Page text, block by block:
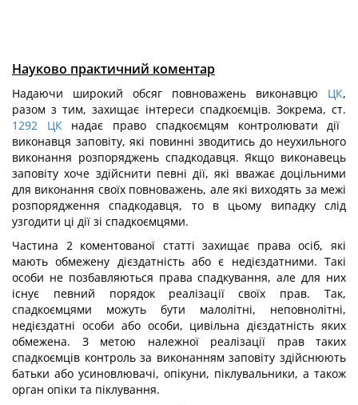
Науково практичний коментар
Надаючи широкий обсяг повноважень виконавцю ЦК,
разом з тим, захищає інтереси спадкоємців. Зокрема, ст.
1292 ЦКнадає право спадкоємцям контролювати дії
виконавця заповіту, які повинні зводитись до неухильного
виконання розпоряджень спадкодавця. Якщо виконавець
заповіту хоче здійснити певні дії, які вважає доцільними
для виконання своїх повноважень, але які виходять за межі
розпорядження спадкодавця, то в цьому випадку слід
узгодити ці дії зі спадкоємцями.
Частина 2 коментованої статті захищає права осіб, які
мають обмежену дієздатність або є недієздатними. Такі
особи не позбавляються права спадкування, але для них
існує певний порядок реалізації своїх прав. Так,
спадкоємцями можуть бути малолітні, неповнолітні,
недієздатні особи або особи, цивільна дієздатність яких
обмежена. З метою належної реалізації прав таких
спадкоємців контроль за виконанням заповіту здійснюють
батьки або усиновлювачі, опікуни, піклувальники, а також
орган опіки та піклування.